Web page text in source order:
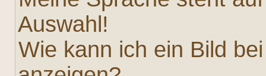
Auswahl!
Wie kann ich ein Bild